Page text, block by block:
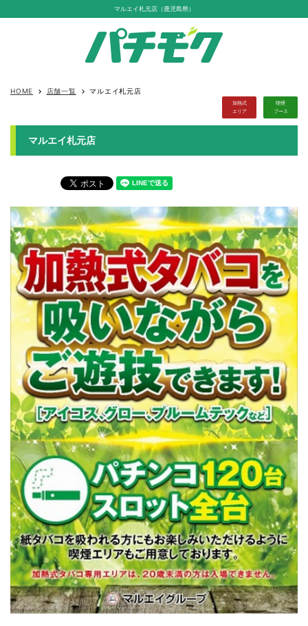
マルエイ札元店（鹿児島県）
HOME keyboard_arrow_right 店舗一覧 keyboard_arrow_right マルエイ札元店
加熱式
エリア
喫煙
ブース
マルエイ札元店